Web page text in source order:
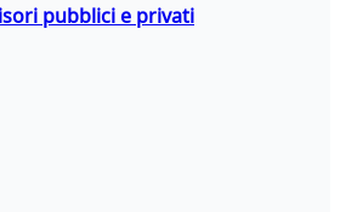
pubblici e privati